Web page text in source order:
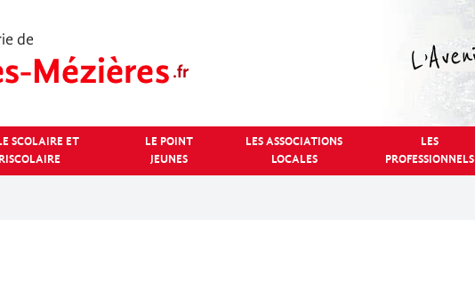
SCOLAIRE ET
LE POINT
JEUNES
LES ASSOCIATIONS
LOCALES
LES
PROFESSIONNELS